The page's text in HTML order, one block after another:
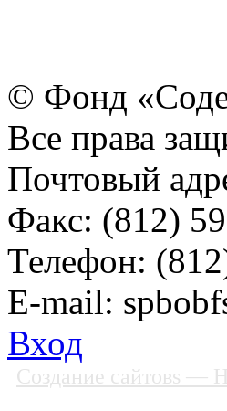
© Фонд
Все права
Почтовый
Факс: (812)
Телефон:
E-mail:
Вход
Создание сайтовs —